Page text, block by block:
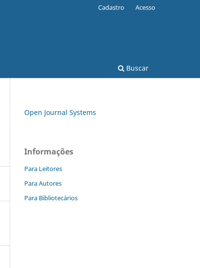
Buscar
Cadastro Acesso
Open Journal Systems
Informações
Para Leitores
Para Autores
Para Bibliotecários